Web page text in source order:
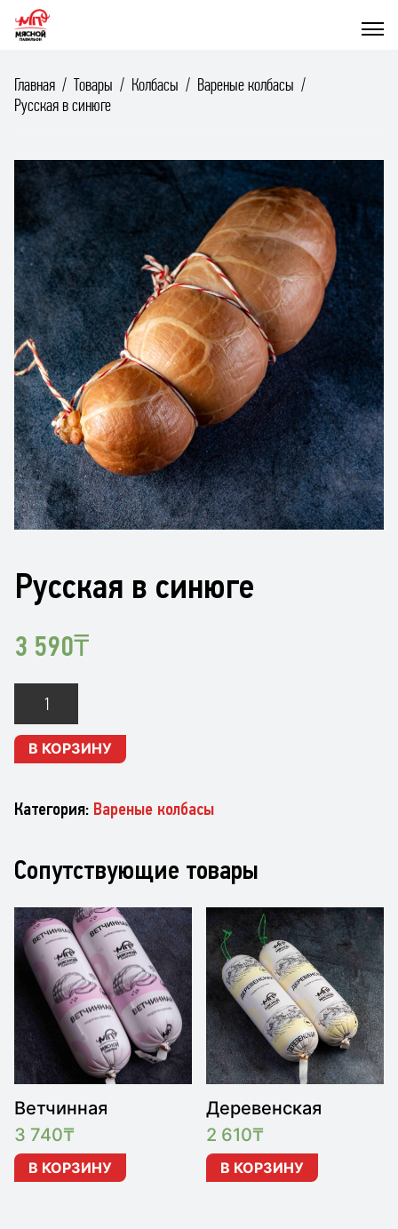
Главная Товары Колбасы
Вареные колбасы
Русская в синюге
Русская в синюге
3 590₸
Русская
в
синюге
В КОРЗИНУ
Категория: Вареные колбасы
Сопутствующие товары
Ветчинная
3 740₸
В КОРЗИНУ
Деревенская
2 610₸
В КОРЗИНУ